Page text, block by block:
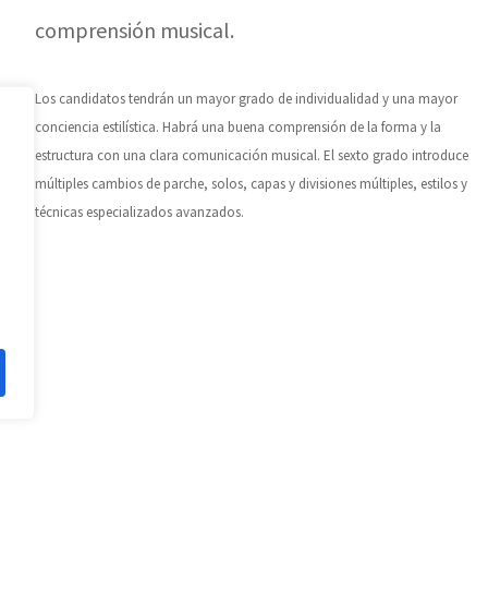
comprensión musical.
Los candidatos tendrán un mayor grado de individualidad y una mayor
conciencia estilística. Habrá una buena comprensión de la forma y la
estructura con una clara comunicación musical. El sexto grado introduce
múltiples cambios de parche, solos, capas y divisiones múltiples, estilos y
técnicas especializados avanzados.